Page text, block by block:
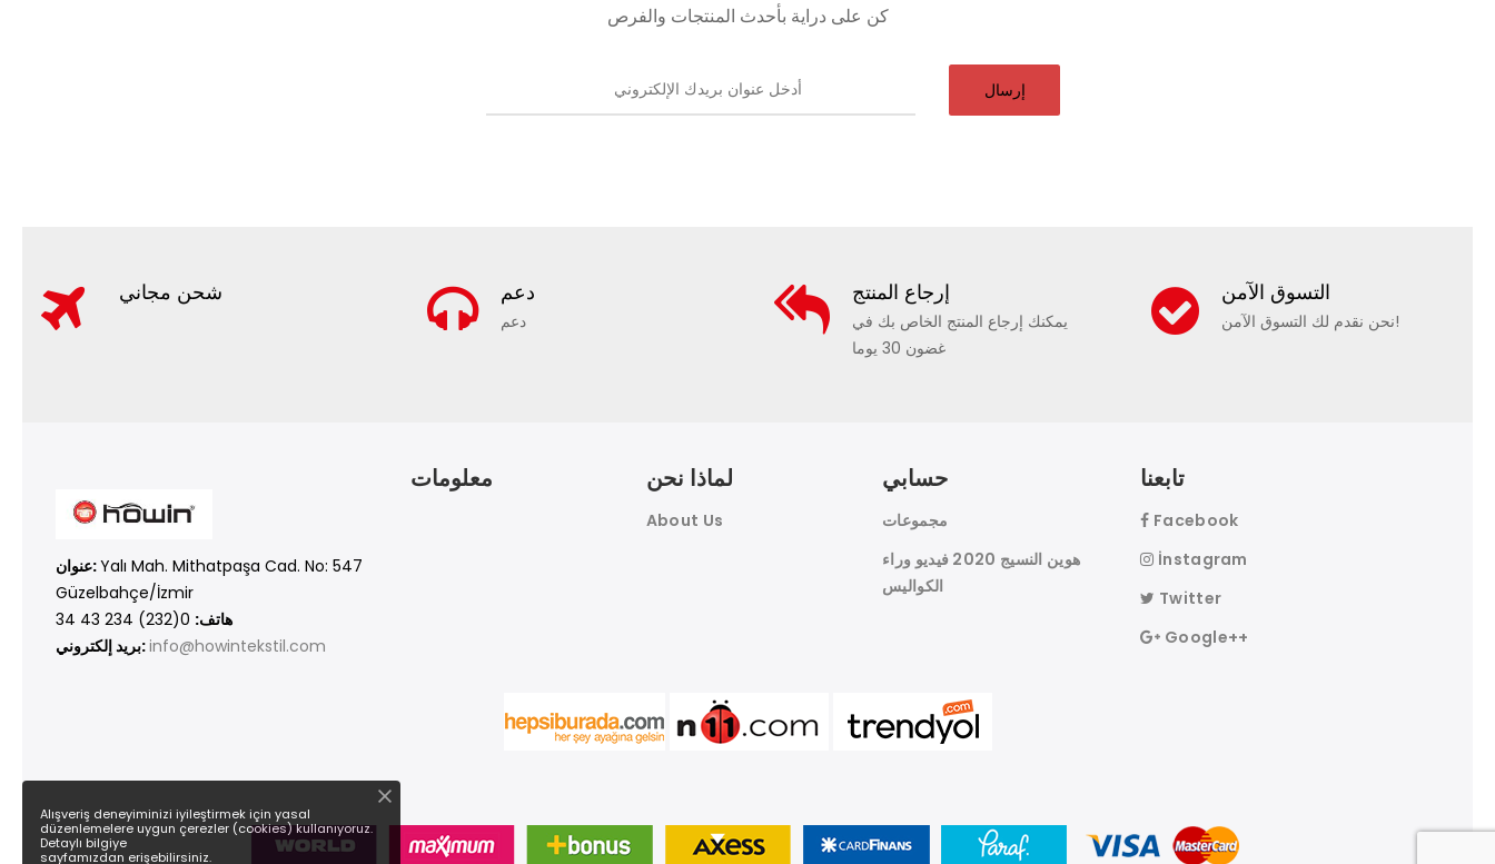
كن على دراية بأحدث المنتجات والفرص
إرسال
شحن مجاني دعم
دعم
إرجاع المنتج
يمكنك إرجاع المنتج الخاص بك في
غضون 30 يوما
التسوق الآمن
نحن نقدم لك التسوق الآمن!
عنوان:Yalı Mah. Mithatpaşa Cad. No: 547
Güzelbahçe/İzmir
هاتف:
بريد إلكتروني:info@howintekstil.com
معلومات لماذا نحن
About Us
حسابي
مجموعات
هوين النسيج 2020 فيديو وراء
الكواليس
تابعنا
Facebook
İnstagram
Twitter
Google++
Alışveriş deneyiminizi iyileştirmek için yasal
düzenlemelere uygun çerezler (cookies) kullanıyoruz.
Detaylı bilgiye
sayfamızdan erişebilirsiniz.